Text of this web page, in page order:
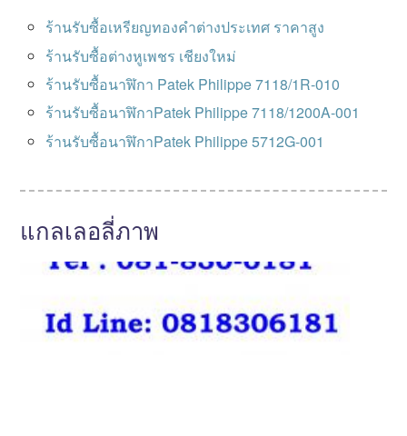
ร้านรับซื้อเหรียญทองคําต่างประเทศ ราคาสูง
ร้านรับซื้อต่างหูเพชร เชียงใหม่
ร้านรับซื้อนาฬิกา Patek Philippe 7118/1R-010
ร้านรับซื้อนาฬิกาPatek Philippe 7118/1200A-001
ร้านรับซื้อนาฬิกาPatek Philippe 5712G-001
แกลเลอลี่ภาพ